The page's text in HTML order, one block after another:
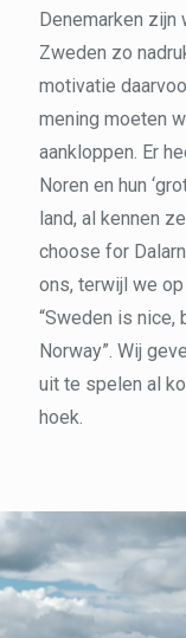
Denemarken
Zweden zo
motivatie
mening moeten
aankloppen. Er
Noren en hun
land, al kennen
choose for
ons, terwijl we
“Sweden is nice,
Norway”. Wij
uit te spelen al
hoek.